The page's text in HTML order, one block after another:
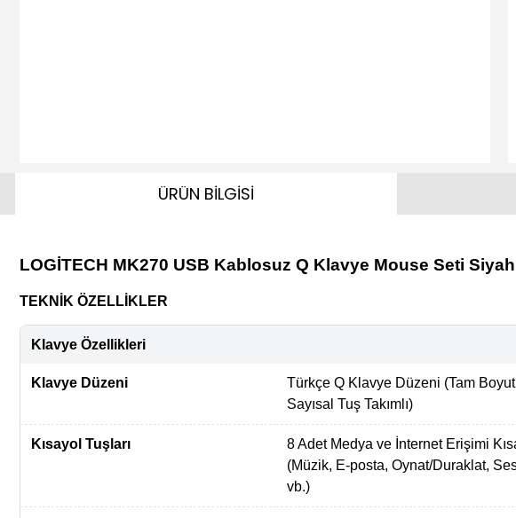
ÜRÜN BİLGİSİ
LOGİTECH MK270 USB Kablosuz Q Klavye Mouse Seti
TEKNİK ÖZELLİKLER
Klavye Özellikleri
Klavye Düzeni
Türkçe Q Klavye Düzeni (Tam
Sayısal Tuş Takımlı)
Kısayol Tuşları
8 Adet Medya ve İnternet Erişimi
(Müzik, E-posta, Oynat/Duraklat, Ses
vb.)